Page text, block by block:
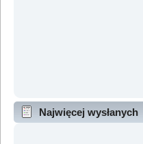
Najwięcej wysłanych